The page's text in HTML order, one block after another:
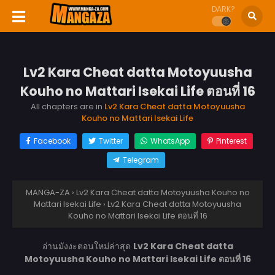
DARK?
Lv2 Kara Cheat datta Motoyuusha
Kouho no Mattari Isekai Life ตอนที่ 16
All chapters are in Lv2 Kara Cheat datta Motoyuusha
Kouho no Mattari Isekai Life
Facebook Twitter WhatsApp
Pinterest
Telegram
MANGA-ZA › Lv2 Kara Cheat datta Motoyuusha Kouho no
Mattari Isekai Life › Lv2 Kara Cheat datta Motoyuusha
Kouho no Mattari Isekai Life ตอนที่ 16
อ่านมังงะตอนใหม่ล่าสุด Lv2 Kara Cheat datta
Motoyuusha Kouho no Mattari Isekai Life ตอนที่ 16